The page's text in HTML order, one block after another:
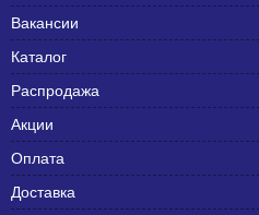
Вакансии
Каталог
Распродажа
Акции
Оплата
Доставка